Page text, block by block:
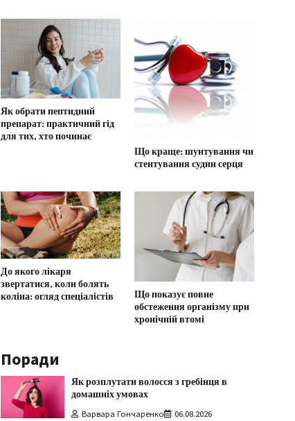
Як обрати пептидний
препарат: практичний гід
для тих, хто починає
Що краще: шунтування чи
стентування судин серця
До якого лікаря
звертатися, коли болять
коліна: огляд спеціалістів
Що показує повне
обстеження організму при
хронічній втомі
Поради
Як розплутати волосся з гребінця в
домашніх умовах
Варвара Гончаренко 06.08.2026